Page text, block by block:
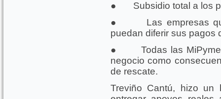
● Subsidio total a los
● Las empresas que
puedan diferir sus pagos
● Todas las MiPymes
negocio como
de rescate.
Treviño Cantú, hizo un